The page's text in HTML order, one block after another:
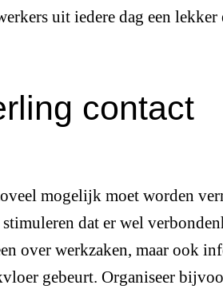
uit iedere dag een lekker
contact
mogelijk moet worden
stimuleren dat er wel
over werkzaken, maar ook
gebeurt. Organiseer